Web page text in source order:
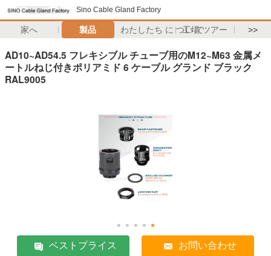
Sino Cable Gland Factory
家へ 製品 わたしたち に つい て工場 ツアー >>
AD10~AD54.5 フレキシブル チューブ用のM12~M63 金属メ
ートルねじ付きポリアミド 6 ケーブル グランド ブラック
RAL9005
ベストプライス お問い合わせ